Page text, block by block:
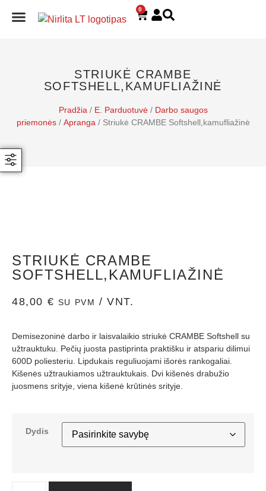
0
STRIUKĖ CRAMBE
SOFTSHELL,KAMUFLIAŽINĖ
Pradžia / E. Parduotuvė/ Darbo saugos
priemonės/ Apranga / Striukė CRAMBE Softshell,kamufliažinė
STRIUKĖ CRAMBE
SOFTSHELL,KAMUFLIAŽINĖ
48,00 € SU PVM / VNT.
Demisezoninė darbo ir laisvalaikio striukė CRAMBE Softshell su
užtrauktuku. Pečių juosta pastiprinta praktišku ir atspariu dilimui
600D poliesteriu. Lipdukais reguliuojami išorės rankogaliai.
Kišenės užtraukiamos užtrauktukais. Dvi kišenės drabužio
juosmens srityje, viena kišenė krūtinės srityje.
Dydis